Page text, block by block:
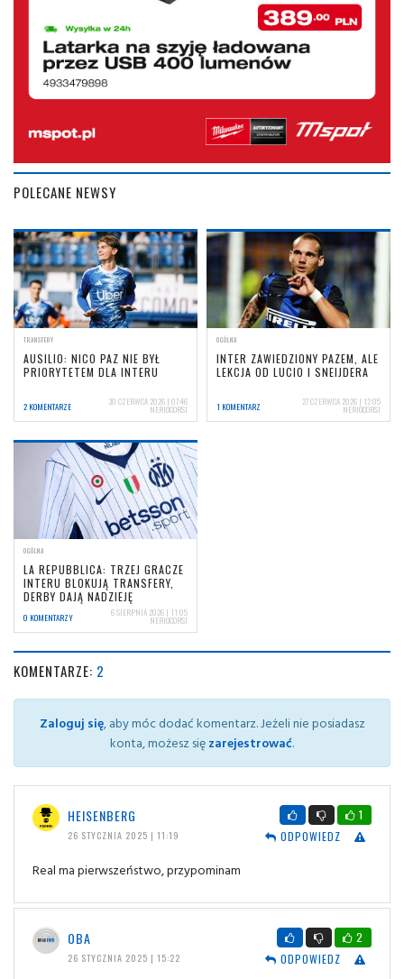
POLECANE NEWSY
TRANSFERY
AUSILIO: NICO PAZ NIE BYŁ
PRIORYTETEM DLA INTERU
2 KOMENTARZE 30 CZERWCA 2026 | 07:46
NERIOCORSI
OGÓLNA
INTER ZAWIEDZIONY PAZEM, ALE
LEKCJA OD LUCIO I SNEIJDERA
1 KOMENTARZ 27 CZERWCA 2026 | 12:05
NERIOCORSI
OGÓLNA
LA REPUBBLICA: TRZEJ GRACZE
INTERU BLOKUJĄ TRANSFERY,
DERBY DAJĄ NADZIEJĘ
0 KOMENTARZY 6 SIERPNIA 2026 | 11:05
NERIOCORSI
KOMENTARZE: 2
Zaloguj się, aby móc dodać komentarz. Jeżeli nie posiadasz
konta, możesz sięzarejestrować.
HEISENBERG
26 STYCZNIA 2025 | 11:19
1
ODPOWIEDZ
Real ma pierwszeństwo, przypominam
OBA
26 STYCZNIA 2025 | 15:22
2
ODPOWIEDZ